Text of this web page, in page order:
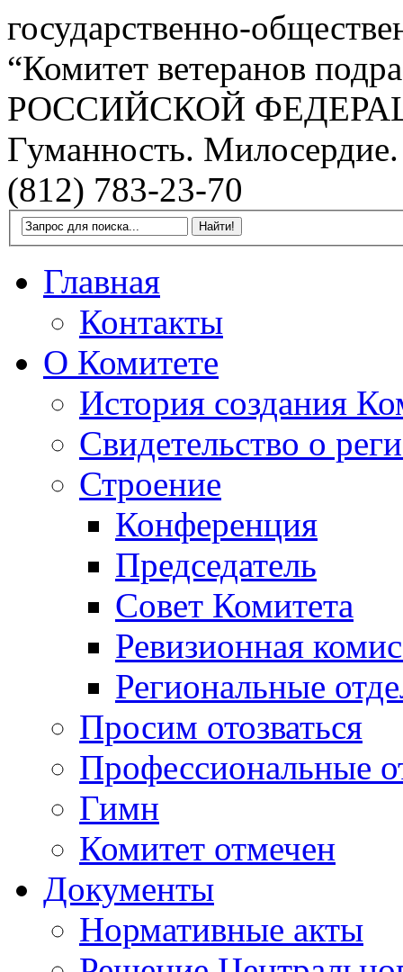
государственно-
“Комитет ветеранов
РОССИЙСКОЙ
Гуманность.
(812) 783-23-70
Главная
Контакты
О Комитете
История создания
Свидетельство о
Строение
Конференция
Председатель
Совет Комитета
Ревизионная
Региональные
Просим отозваться
Профессиональные
Гимн
Комитет отмечен
Документы
Нормативные акты